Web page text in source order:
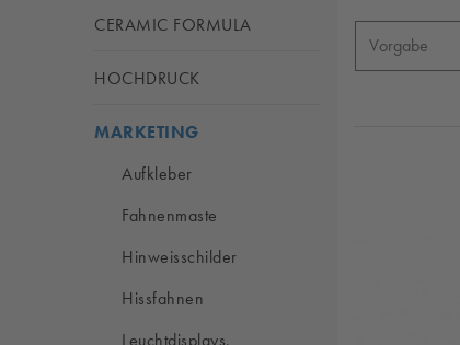
CERAMIC FORMULA
HOCHDRUCK
MARKETING
Aufkleber
Fahnenmaste
Hinweisschilder
Hissfahnen
Leuchtdisplays,